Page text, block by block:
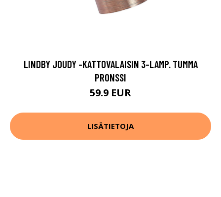
LINDBY JOUDY -KATTOVALAISIN 3-LAMP. TUMMA
PRONSSI
59.9 EUR
LISÄTIETOJA